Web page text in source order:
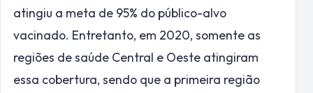
atingiu a meta de 95% do público-alvo
vacinado. Entretanto, em 2020, somente as
regiões de saúde Central e Oeste atingiram
essa cobertura, sendo que a primeira região